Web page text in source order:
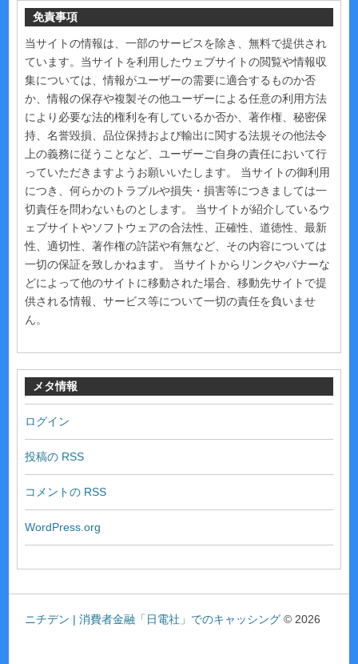
免責事項
当サイトの情報は、一部のサービスを除き、無料で提供され
ています。当サイトを利用したウェブサイトの閲覧や情報収
集については、情報がユーザーの需要に適合するものか否
か、情報の保存や複製その他ユーザーによる任意の利用方法
により必要な法的権利を有しているか否か、著作権、秘密保
持、名誉毀損、品位保持および輸出に関する法規その他法令
上の義務に従うことなど、ユーザーご自身の責任において行
っていただきますようお願いいたします。 当サイトの御利用
につき、何らかのトラブルや損失・損害等につきましては一
切責任を問わないものとします。 当サイトが紹介しているウ
ェブサイトやソフトウェアの合法性、正確性、道徳性、最新
性、適切性、著作権の許諾や有無など、その内容については
一切の保証を致しかねます。 当サイトからリンクやバナーな
どによって他のサイトに移動された場合、移動先サイトで提
供される情報、サービス等について一切の責任を負いませ
ん。
メタ情報
ログイン
投稿の RSS
コメントの RSS
WordPress.org
ニチデン | 消費者金融「日電社」でのキャッシング © 2026